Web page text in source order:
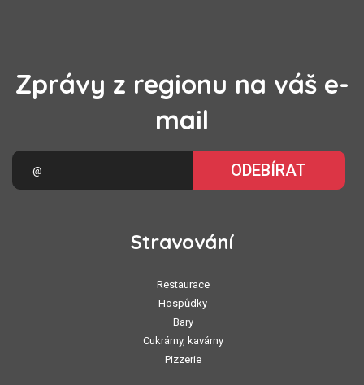
Zprávy z regionu na váš e-
mail
ODEBÍRAT
Stravování
Restaurace
Hospůdky
Bary
Cukrárny, kavárny
Pizzerie